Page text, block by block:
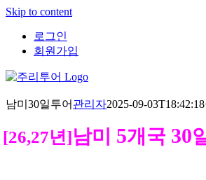
Skip to content
로그인
회원가입
남미30일투어 관리자2025-09-
[26,27년]남미 5개국 30